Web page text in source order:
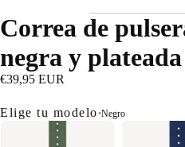
Correa de
negra y plateada
€39,95 EUR
Elige tu modelo•Negro